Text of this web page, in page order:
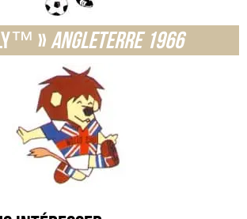
» Angleterre 1966